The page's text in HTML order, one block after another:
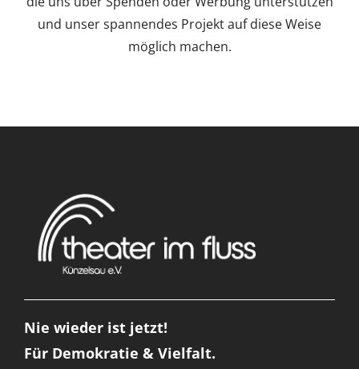
und unser spannendes Projekt auf diese Weise
möglich machen.
Nie wieder ist jetzt!
Für Demokratie & Vielfalt.